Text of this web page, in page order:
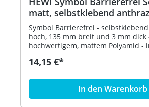
matt, selbstklebend
Symbol Barrierefrei -
hoch, 135 mm breit und 3 mm dick
hochwertigem, mattem Polyamid -
(Lichtgrau), 95 (Felsgrau), 92
14,15 €*
In den Warenkorb